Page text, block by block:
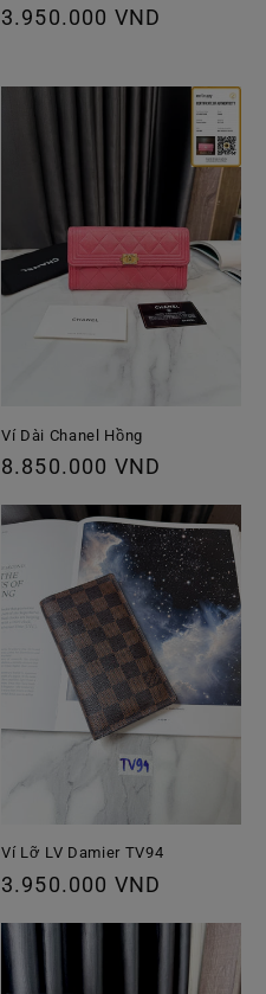
Giá
3.950.000 VND
Ví Dài Chanel Hồng
Giá
thường
8.850.000 VND
Ví Lỡ LV Damier TV94
Giá
thường
3.950.000 VND